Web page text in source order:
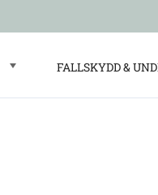
FALLSKYDD &